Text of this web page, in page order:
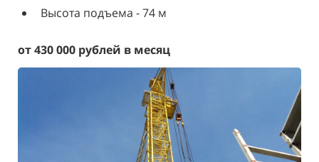
Высота подъема - 74 м
от430 000 рублей в месяц